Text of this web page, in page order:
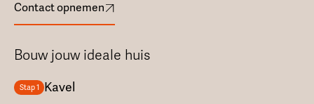
Contact opnemen
Bouw jouw ideale huis
Stap 1 Kavel